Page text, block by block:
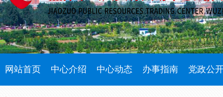
网站首页 中心介绍 中心动态 办事指南 党政公